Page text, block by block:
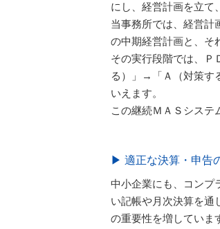
にし、経営計画を立て
当事務所では、経営計
の中期経営計画と、そ
その実行段階では、
る）」→「Ａ（対策す
いえます。
この継続ＭＡＳシステ
▶ 適正な決算・申告
中小企業にも、コンプ
い記帳や月次決算を通
の重要性を増していま